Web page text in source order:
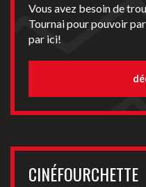
Vous avez besoin de
Tournai pour pouvoir
par ici!
CINÉFOURCHETTE